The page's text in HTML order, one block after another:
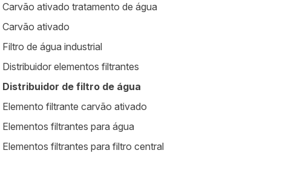
Carvão ativado tratamento de água
Carvão ativado
Filtro de água industrial
Distribuidor elementos filtrantes
Distribuidor de filtro de água
Elemento filtrante carvão ativado
Elementos filtrantes para água
Elementos filtrantes para filtro central